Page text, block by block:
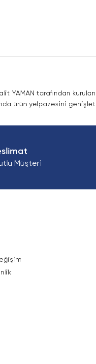
YAMAN tarafından
ürün yelpazesini
Müşteri